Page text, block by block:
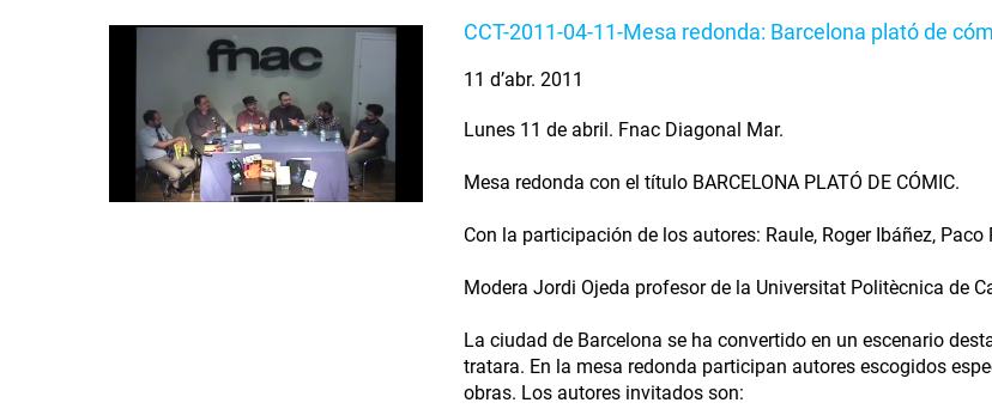
CCT-2011-04-11-Mesa redonda: Barcelona plató de
11 d’abr. 2011
Lunes 11 de abril. Fnac Diagonal Mar.
Mesa redonda con el título BARCELONA PLATÓ DE CÓMIC.
Con la participación de los autores: Raule, Roger Ibáñez,
Modera Jordi Ojeda profesor de la Universitat Politècnica de
La ciudad de Barcelona se ha convertido en un escenario
tratara. En la mesa redonda participan autores escogidos
obras. Los autores invitados son: